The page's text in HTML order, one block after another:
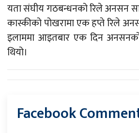
यता संघीय गठबन्धनको रिले अनसन
कास्कीको पोखरामा एक हप्ते रिले
इलाममा आइतबार एक दिन अनसनको
थियो।
Facebook